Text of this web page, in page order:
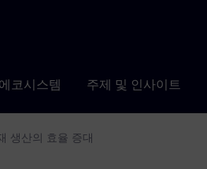
코시스템 주제 및 인사이트
생산의 효율 증대